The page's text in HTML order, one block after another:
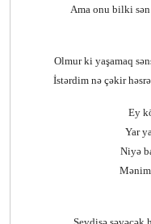
Ama onu bilki sən
Olmur ki yaşamaq
İstərdim nə çəkir
Ey
Yar
Niyə